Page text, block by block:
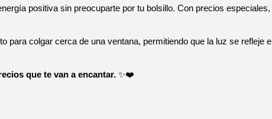
positiva sin preocuparte por tu bolsillo. Con precios
para colgar cerca de una ventana, permitiendo que la luz se refleje
que te van a encantar. ✨❤️